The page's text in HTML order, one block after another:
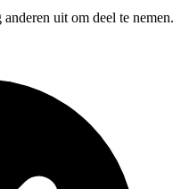
uit om deel te nemen.